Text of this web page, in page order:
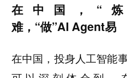
在中国，“
难，“做”AI Agent易
在中国，投身人工智能